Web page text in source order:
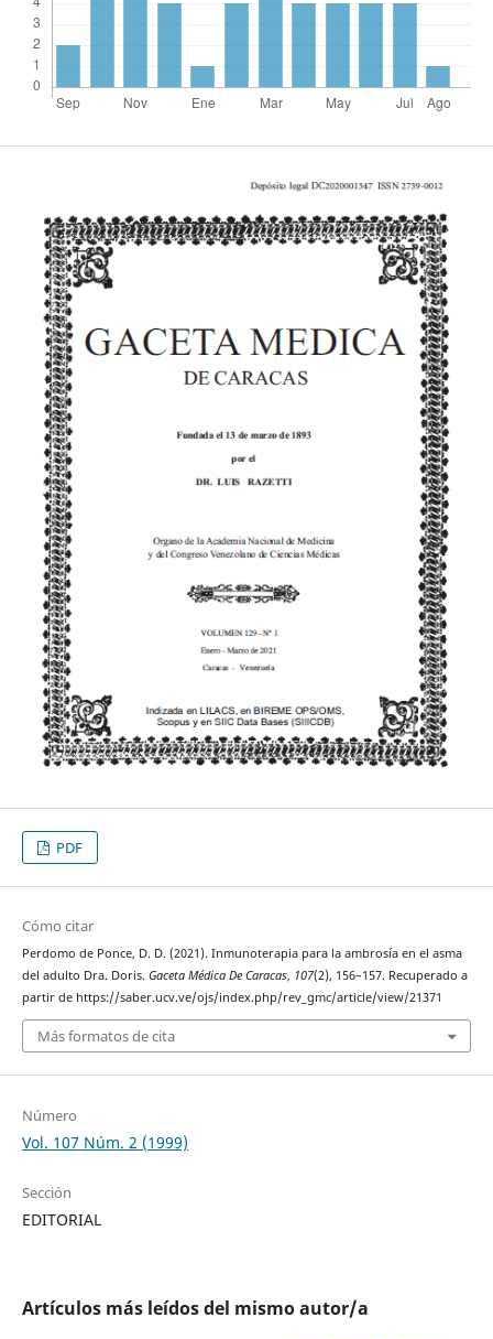
PDF
Cómo citar
Perdomo de Ponce, D. D. (2021). Inmunoterapia para la ambrosía en el asma
del adulto Dra. Doris. Gaceta Médica De Caracas, 107(2), 156–157. Recuperado a
partir de https://saber.ucv.ve/ojs/index.php/rev_gmc/article/view/21371
Más formatos de cita
Número
Vol. 107 Núm. 2 (1999)
Sección
EDITORIAL
Artículos más leídos del mismo autor/a